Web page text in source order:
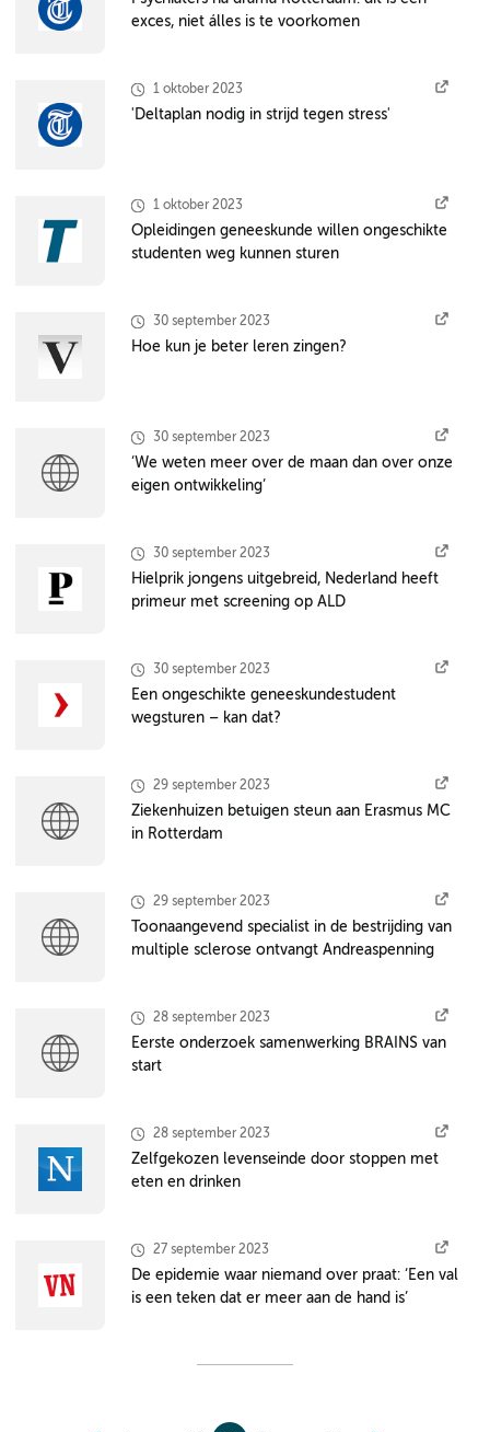
exces, niet álles is te voorkomen
1 oktober 2023
'Deltaplan nodig in strijd tegen stress'
1 oktober 2023
Opleidingen geneeskunde willen ongeschikte
studenten weg kunnen sturen
30 september 2023
Hoe kun je beter leren zingen?
30 september 2023
‘We weten meer over de maan dan over onze
eigen ontwikkeling’
30 september 2023
Hielprik jongens uitgebreid, Nederland heeft
primeur met screening op ALD
30 september 2023
Een ongeschikte geneeskundestudent
wegsturen – kan dat?
29 september 2023
Ziekenhuizen betuigen steun aan Erasmus MC
in Rotterdam
29 september 2023
Toonaangevend specialist in de bestrijding van
multiple sclerose ontvangt Andreaspenning
28 september 2023
Eerste onderzoek samenwerking BRAINS van
start
28 september 2023
Zelfgekozen levenseinde door stoppen met
eten en drinken
27 september 2023
De epidemie waar niemand over praat: ‘Een val
is een teken dat er meer aan de hand is’